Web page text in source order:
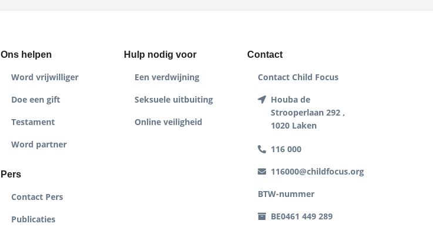
Ons helpen
Word vrijwilliger
Doe een gift
Testament
Word partner
Pers
Contact Pers
Publicaties
Hulp nodig voor
Een verdwijning
Seksuele uitbuiting
Online veiligheid
Contact
Contact Child Focus
Houba de
Strooperlaan 292 ,
1020 Laken
116 000
116000@childfocus.org
BTW-nummer
BE0461 449 289